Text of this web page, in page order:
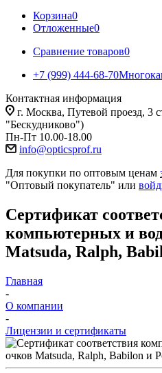
Корзина0
Отложенные0
Сравнение товаров0
+7 (999) 444-68-70
Контактная информация
г. Москва, Путевой проезд, 3
"Бескудниково")
Пн-Пт 10.00-18.00
info@opticsprof.ru
Для покупки по оптовым ценам
"Оптовый покупатель" или
Сертификат
компьютерных и
Matsuda, Ralph,
Главная
-
О компании
-
Лицензии и сертификаты